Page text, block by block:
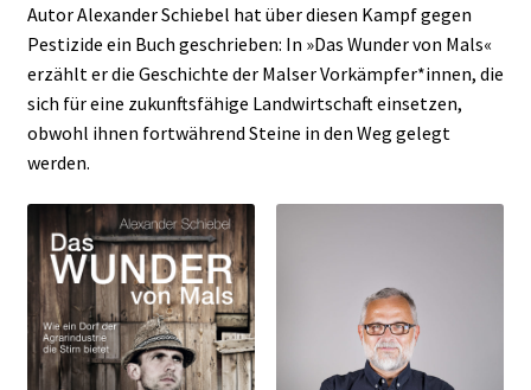
Autor Alexander Schiebel hat über diesen Kampf gegen
Pestizide ein Buch geschrieben: In »Das Wunder von Mals«
erzählt er die Geschichte der Malser Vorkämpfer*innen, die
sich für eine zukunftsfähige Landwirtschaft einsetzen,
obwohl ihnen fortwährend Steine in den Weg gelegt
werden.